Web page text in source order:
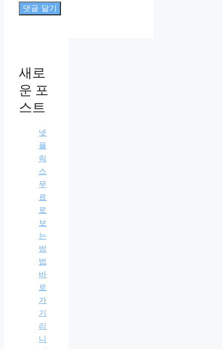
새로
운 포
스트
넷
플
릭
스
무
료
로
보
는
방
법
바
로
가
기
리
니